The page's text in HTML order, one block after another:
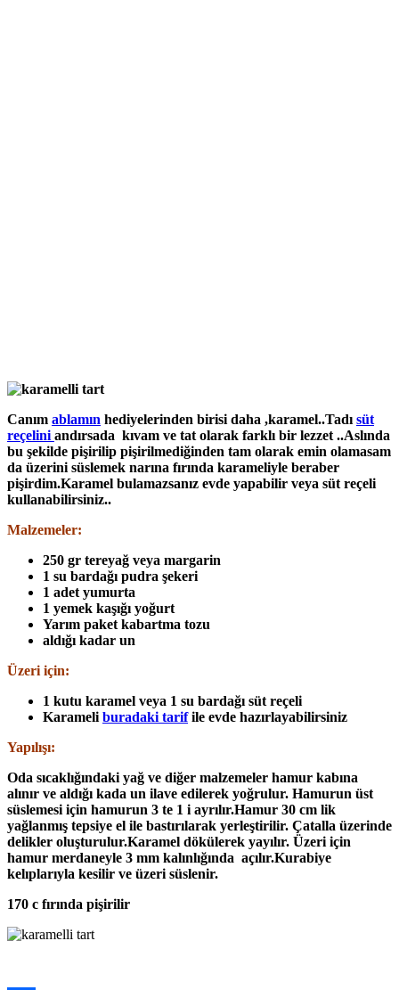
Canım ablamın hediyelerinden birisi daha ,karamel..Tadı süt
reçelini andırsada kıvam ve tat olarak farklı bir lezzet ..Aslında
bu şekilde pişirilip pişirilmediğinden tam olarak emin olamasam
da üzerini süslemek narına fırında karameliyle beraber
pişirdim.Karamel bulamazsanız evde yapabilir veya süt reçeli
kullanabilirsiniz..
Malzemeler:
250 gr tereyağ veya margarin
1 su bardağı pudra şekeri
1 adet yumurta
1 yemek kaşığı yoğurt
Yarım paket kabartma tozu
aldığı kadar un
Üzeri için:
1 kutu karamel veya 1 su bardağı süt reçeli
Karameli buradaki tarifile evde hazırlayabilirsiniz
Yapılışı:
Oda sıcaklığındaki yağ ve diğer malzemeler hamur kabına
alınır ve aldığı kada un ilave edilerek yoğrulur. Hamurun üst
süslemesi için hamurun 3 te 1 i ayrılır.Hamur 30 cm lik
yağlanmış tepsiye el ile bastırılarak yerleştirilir. Çatalla üzerinde
delikler oluşturulur.Karamel dökülerek yayılır. Üzeri için
hamur merdaneyle 3 mm kalınlığında açılır.Kurabiye
kelıplarıyla kesilir ve üzeri süslenir.
170 c fırında pişirilir